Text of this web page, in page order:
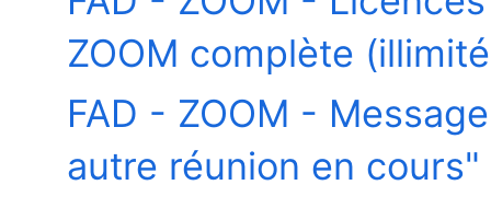
ZOOM complète
FAD - ZOOM -
autre réunion en cours"